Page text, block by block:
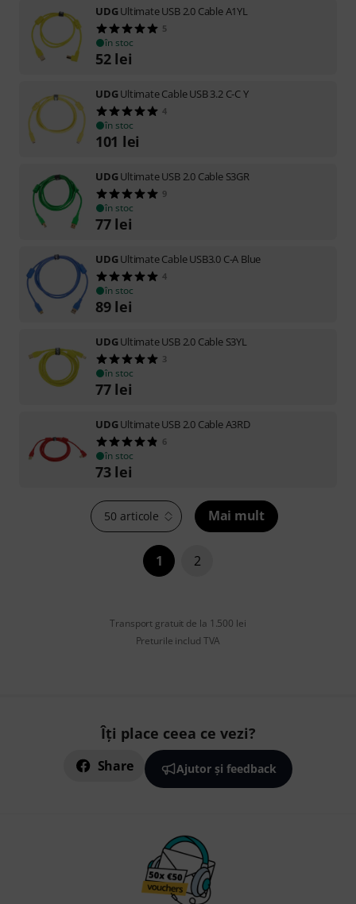
UDGUltimate USB 2.0 Cable A1YL
5
în stoc
52 lei
UDGUltimate Cable USB 3.2 C-C Y
4
în stoc
101 lei
UDGUltimate USB 2.0 Cable S3GR
9
în stoc
77 lei
UDGUltimate Cable USB3.0 C-A Blue
4
în stoc
89 lei
UDGUltimate USB 2.0 Cable S3YL
3
în stoc
77 lei
UDGUltimate USB 2.0 Cable A3RD
6
în stoc
73 lei
50 articole Mai mult
1 2
Transport gratuit de la 1.500 lei
Preturile includ TVA
Îți place ceea ce vezi?
Share Ajutor și feedback